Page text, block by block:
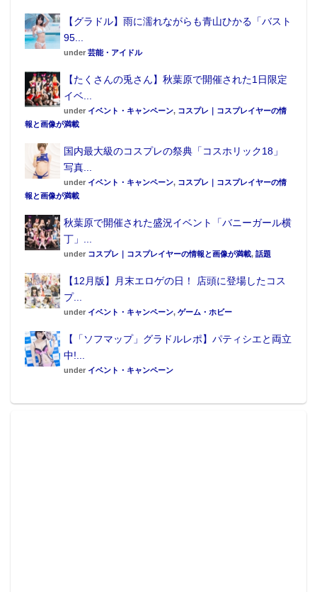
【グラドル】雨に濡れながらも青山ひかる「バスト
95...
under 芸能・アイドル
【たくさんの兎さん】秋葉原で開催された1日限定
イベ...
under イベント・キャンペーン, コスプレ｜コスプレイヤーの情
報と画像が満載
国内最大級のコスプレの祭典「コスホリック18」
写真...
under イベント・キャンペーン, コスプレ｜コスプレイヤーの情
報と画像が満載
秋葉原で開催された盛況イベント「バニーガール横
丁」...
under コスプレ｜コスプレイヤーの情報と画像が満載, 話題
【12月版】月末エロゲの日！ 店頭に登場したコス
プ...
under イベント・キャンペーン, ゲーム・ホビー
【「ソフマップ」グラドルレポ】パティシエと両立
中!...
under イベント・キャンペーン